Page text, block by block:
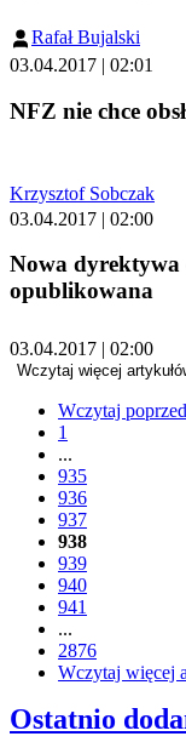
Rafał Bujalski
03.04.2017 | 02:01
NFZ nie chce
Krzysztof Sobczak
03.04.2017 | 02:00
Nowa dyrektywa
opublikowana
03.04.2017 | 02:00
Wczytaj więcej
Wczytaj
1
...
935
936
937
938
939
940
941
...
2876
Wczytaj więcej
Ostatnio